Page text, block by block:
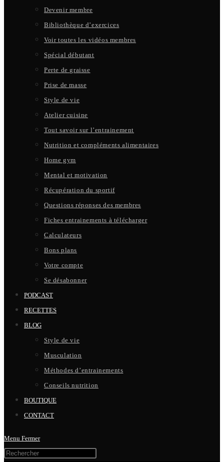
Devenir membre
Bibliothèque d’exercices
Voir toutes les vidéos membres
Spécial débutant
Perte de graisse
Prise de masse
Style de vie
Atelier cuisine
Tout savoir sur l’entrainement
Nutrition et compléments alimentaires
Home gym
Mental et motivation
Récupération du sportif
Questions réponses des membres
Fiches entrainements à télécharger
Calculateurs
Bons plans
Votre compte
Se désabonner
PODCAST
RECETTES
BLOG
Style de vie
Musculation
Méthodes d’entrainements
Conseils nutrition
BOUTIQUE
CONTACT
Menu Fermer